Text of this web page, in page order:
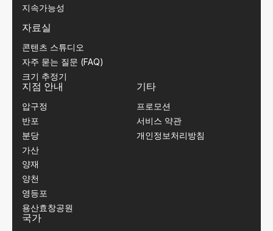
지속가능성
자료실
콘텐츠 스튜디오
자주 묻는 질문 (FAQ)
크기 추정기
지점 안내
압구정
반포
분당
가산
양재
양천
영등포
용산효창공원
기타
프로모션
서비스 약관
개인정보처리방침
국가